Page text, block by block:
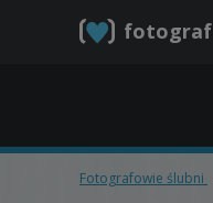
fotograf
Fotografowie ślubni